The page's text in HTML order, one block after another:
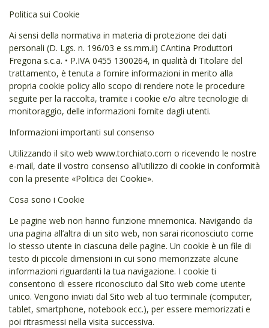
Politica sui Cookie
Ai sensi della normativa in materia di protezione dei dati
personali (D. Lgs. n. 196/03 e ss.mm.ii) CAntina Produttori
Fregona s.c.a. • P.IVA 0455 1300264, in qualità di Titolare del
trattamento, è tenuta a fornire informazioni in merito alla
propria cookie policy allo scopo di rendere note le procedure
seguite per la raccolta, tramite i cookie e/o altre tecnologie di
monitoraggio, delle informazioni fornite dagli utenti.
Informazioni importanti sul consenso
Utilizzando il sito web www.torchiato.com o ricevendo le nostre
e-mail, date il vostro consenso all’utilizzo di cookie in conformità
con la presente «Politica dei Cookie».
Cosa sono i Cookie
Le pagine web non hanno funzione mnemonica. Navigando da
una pagina all’altra di un sito web, non sarai riconosciuto come
lo stesso utente in ciascuna delle pagine. Un cookie è un file di
testo di piccole dimensioni in cui sono memorizzate alcune
informazioni riguardanti la tua navigazione. I cookie ti
consentono di essere riconosciuto dal Sito web come utente
unico. Vengono inviati dal Sito web al tuo terminale (computer,
tablet, smartphone, notebook ecc.), per essere memorizzati e
poi ritrasmessi nella visita successiva.